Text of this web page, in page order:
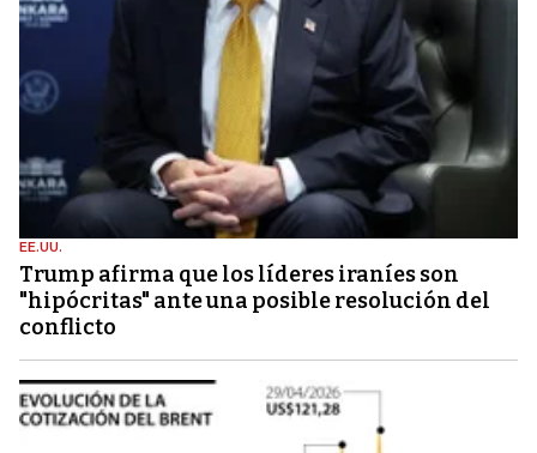
EE.UU.
Trump afirma que los líderes iraníes son
"hipócritas" ante una posible resolución del
conflicto